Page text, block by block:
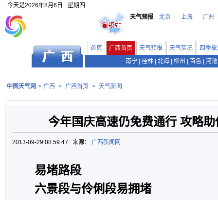
今天是2026年8月6日
星期四
天气预报
北京 上海 广州
首页 广西首页 天气预报 天气实况
四季
南宁
桂林 北海 柳州 百色 河池
中国天气网 > 广西 > 广西首页 > 天气新闻
今年国庆高速仍免费通行 攻略
2013-09-29 08:59:47 来源： 广西新闻网
易堵路段
六景段与伶俐段易拥堵